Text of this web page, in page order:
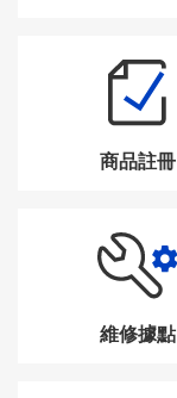
商品註冊
維修據點